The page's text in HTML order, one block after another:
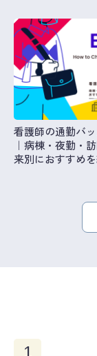
看護師の通勤バ
｜病棟・夜勤・
来別におすすめ